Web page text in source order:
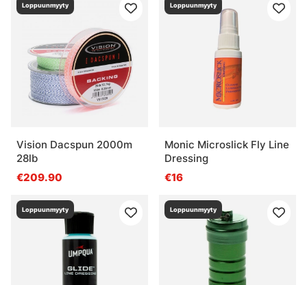
Loppuunmyyty
Vision Dacspun 2000m
28lb
€209.90
Loppuunmyyty
Monic Microslick Fly Line
Dressing
€16
Loppuunmyyty Loppuunmyyty